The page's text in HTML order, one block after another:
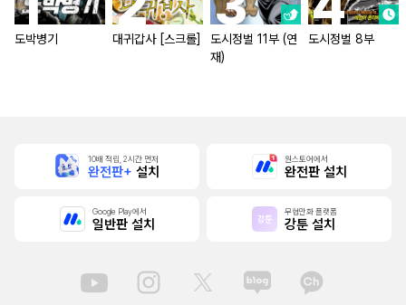
도박병기 대귀갑사 [스크롤]
도시정벌 11부 (연
재)
도시정벌 8부
10배 적립, 2시간 먼저
완전판+ 설치
원스토어에서
완전판 설치
Google Play에서
일반판 설치
무협만화 플랫폼
강툰 설치